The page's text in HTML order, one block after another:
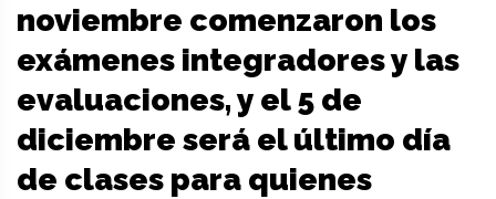
noviembre comenzaron los
exámenes integradores y las
evaluaciones, y el 5 de
diciembre será el último día
de clases para quienes